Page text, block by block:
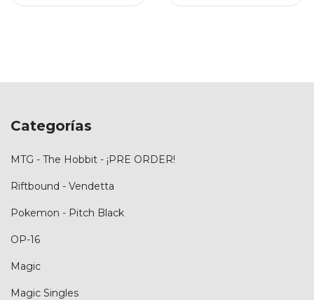
Categorías
MTG - The Hobbit - ¡PRE ORDER!
Riftbound - Vendetta
Pokemon - Pitch Black
OP-16
Magic
Magic Singles